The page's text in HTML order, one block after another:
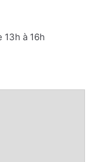
13h à 16h